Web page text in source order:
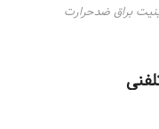
براق ضدحرارت